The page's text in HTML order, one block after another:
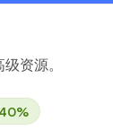
资源。